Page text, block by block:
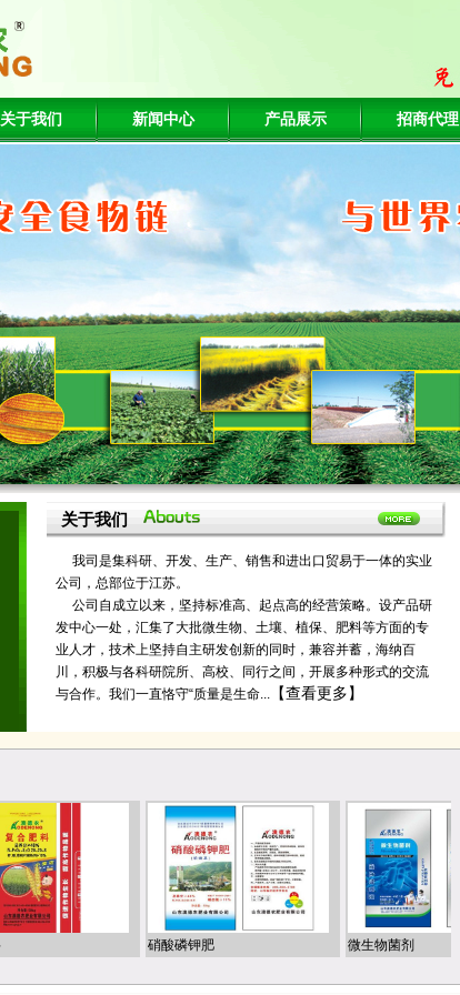
关于我们 新闻中心 产品展示 招商代理
关于我们
我司是集科研、开发、生产、销售和进出口贸易于一体的实业
公司，总部位于江苏。
公司自成立以来，坚持标准高、起点高的经营策略。设产品研
发中心一处，汇集了大批微生物、土壤、植保、肥料等方面的专
业人才，技术上坚持自主研发创新的同时，兼容并蓄，海纳百
川，积极与各科研院所、高校、同行之间，开展多种形式的交流
与合作。我们一直恪守“质量是生命... 【查看更多】
硝酸磷钾肥 微生物菌剂